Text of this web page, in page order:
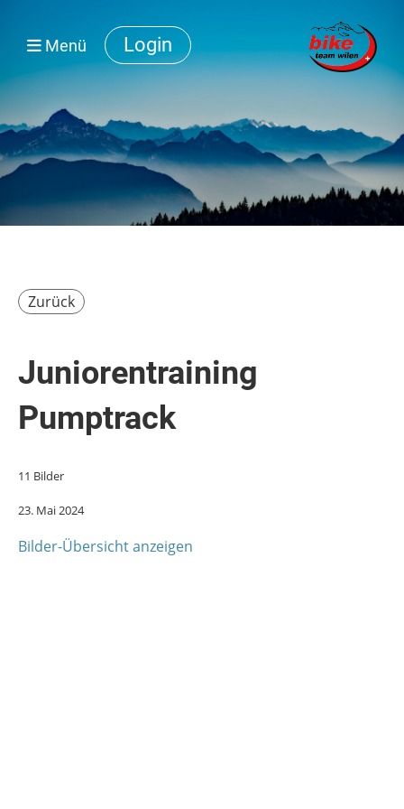
Login
Menü
Zurück
Juniorentraining
Pumptrack
11 Bilder
23. Mai 2024
Bilder-Übersicht anzeigen